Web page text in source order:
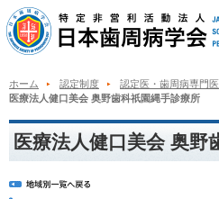
ホーム 認定制度
認定医・歯周病専門
医療法人健口美会 奥野歯科祇園縄手診療所
医療法人健口美会 奥野